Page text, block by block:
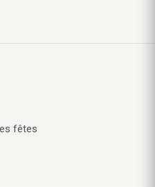
fêtes